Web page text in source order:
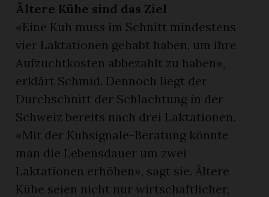
Ältere Kühe sind das Ziel
«Eine Kuh muss im Schnitt mindestens
vier Laktationen gehabt haben, um ihre
Aufzuchtkosten abbezahlt zu haben»,
erklärt Schmid. Dennoch liegt der
Durchschnitt der Schlachtung in der
Schweiz bereits nach drei Laktationen.
«Mit der Kuhsignale-Beratung könnte
man die Lebensdauer um zwei
Laktationen erhöhen», sagt sie. Ältere
Kühe seien nicht nur wirtschaftlicher,